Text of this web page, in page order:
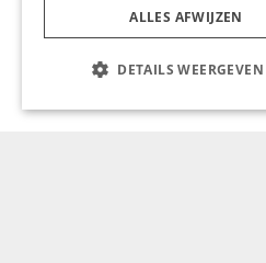
ALLES AFWIJZEN
DETAILS WEERGEVEN